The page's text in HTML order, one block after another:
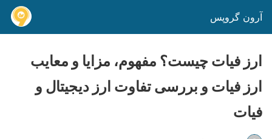
آرون گروپس
ارز فیات چیست؟ مفهوم، مزایا و معایب
ارز فیات و بررسی تفاوت ارز دیجیتال و
فیات